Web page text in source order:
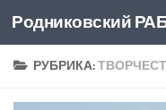
Перейти к
Родниковский
РУБРИКА: